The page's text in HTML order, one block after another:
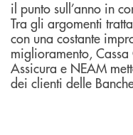
il punto sull’anno in
Tra gli argomenti
con una costante
miglioramento,
Assicura e NEAM
dei clienti delle